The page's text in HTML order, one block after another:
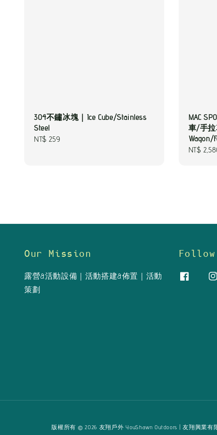
304不鏽冰塊｜Ice Cube/Stainless
Steel
Regular
NT$ 259
MAC
車/手拉
Wagon/
Regular
NT$
Our Mission
露營&活動設備｜活動搭建&佈置｜活動
策劃
版權所有 © 2026 友翔戶外 YouShawn Outdoors | 友翔興業有